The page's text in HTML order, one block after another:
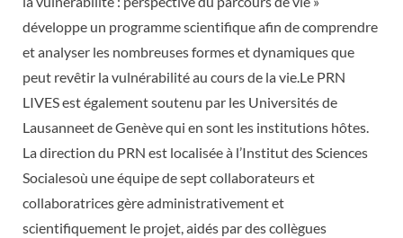
développe un programme scientifique afin de comprendre
et analyser les nombreuses formes et dynamiques que
peut revêtir la vulnérabilité au cours de la vie.Le PRN
LIVES est également soutenu par les Universités de
Lausanneet de Genève qui en sont les institutions hôtes.
La direction du PRN est localisée à l’Institut des Sciences
Socialesoù une équipe de sept collaborateurs et
collaboratrices gère administrativement et
scientifiquement le projet, aidés par des collègues